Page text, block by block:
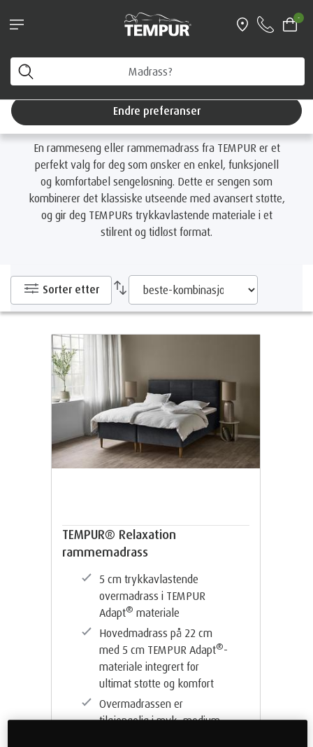
-
Book personlig veiledning - og få en Original
reisepute i gave (verdi 899 kr)
Du ser på Norge-nettstedet. Du kan endre
preferansene dine når som helst
Endre preferanser
Startside Senger Etter Produkttype Rammemadrass
Rammemadrass
En rammeseng eller rammemadrass fra TEMPUR er et
perfekt valg for deg som ønsker en enkel, funksjonell
og komfortabel sengeløsning. Dette er sengen som
kombinerer det klassiske utseende med avansert støtte,
og gir deg TEMPURs trykkavlastende materiale i et
stilrent og tidløst format.
Sorter etter
TEMPUR® Relaxation
rammemadrass
5 cm trykkavlastende
overmadrass i TEMPUR
Adapt® materiale
Hovedmadrass på 22 cm
med 5 cm TEMPUR Adapt®-
materiale integrert for
ultimat støtte og komfort
Overmadrassen er
tilgjengelig i myk, medium